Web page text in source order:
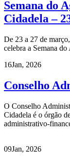
Semana do
Cidadela –
De 23 a 27 de
celebra a Semana
16Jan, 2026
Conselho
O Conselho
Cidadela é o órgão
09Jan, 2026